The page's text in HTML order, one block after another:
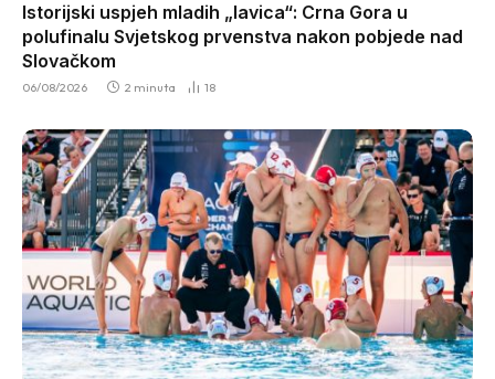
Istorijski uspjeh mladih „lavica“: Crna Gora u
polufinalu Svjetskog prvenstva nakon pobjede nad
Slovačkom
06/08/2026 2 minuta 18